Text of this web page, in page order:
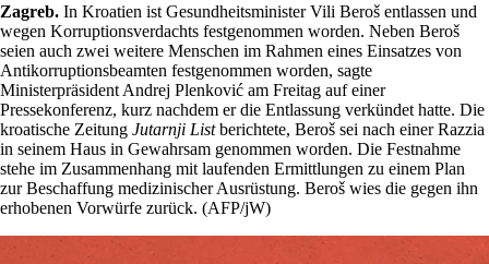
Zagreb. In Kroatien ist Gesundheitsminister Vili Beroš entlassen und
wegen Korruptionsverdachts festgenommen worden. Neben Beroš
seien auch zwei weitere Menschen im Rahmen eines Einsatzes von
Antikorruptionsbeamten festgenommen worden, sagte
Ministerpräsident Andrej Plenković am Freitag auf einer
Pressekonferenz, kurz nachdem er die Entlassung verkündet hatte. Die
kroatische Zeitung Jutarnji Listberichtete, Beroš sei nach einer Razzia
in seinem Haus in Gewahrsam genommen worden. Die Festnahme
stehe im Zusammenhang mit laufenden Ermittlungen zu einem Plan
zur Beschaffung medizinischer Ausrüstung. Beroš wies die gegen ihn
erhobenen Vorwürfe zurück. (AFP/jW)